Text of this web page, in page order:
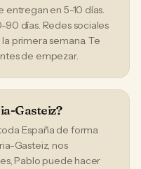
entregan en 5-10 días.
90 días. Redes sociales
primera semana. Te
de empezar.
Gasteiz?
España de forma
Gasteiz, nos
Pablo puede hacer